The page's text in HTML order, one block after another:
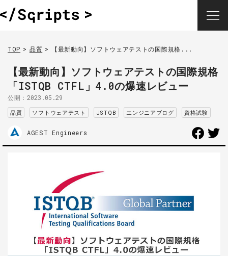
TOP 品質 【最新動向】ソフトウェアテストの国際規格...
【最新動向】ソフトウェアテストの国際規格
「ISTQB CTFL」4.0の爆速レビュー
公開：2023.05.29
品質 ソフトウェアテスト JSTQB エンジニアブログ 資格試験
AGEST Engineers